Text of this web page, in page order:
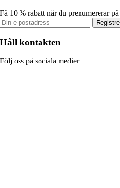
Få 10 % rabatt när du prenumererar
Håll kontakten
Följ oss på sociala medier